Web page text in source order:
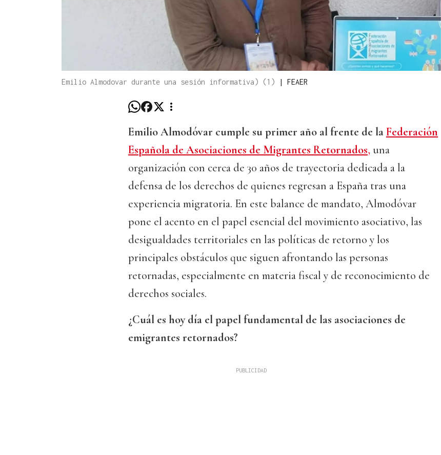
Emilio Almodovar durante una sesión informativa) (1) | FEAER
Emilio Almodóvar cumple su primer año al frente de laFederación
Española de Asociaciones de Migrantes Retornados, una
organización con cerca de 30 años de trayectoria dedicada a la
defensa de los derechos de quienes regresan a España tras una
experiencia migratoria. En este balance de mandato, Almodóvar
pone el acento en el papel esencial del movimiento asociativo, las
desigualdades territoriales en las políticas de retorno y los
principales obstáculos que siguen afrontando las personas
retornadas, especialmente en materia fiscal y de reconocimiento de
derechos sociales.
¿Cuál es hoy día el papel fundamental de las asociaciones de
emigrantes retornados?